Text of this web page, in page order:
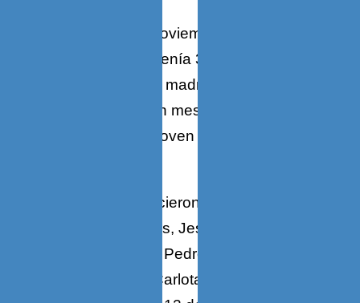
Nací el 12 de Noviembre de 1939
cuando mi padre tenía 35 años. No se
casó tan joven. Mi madre tenía 29,
cumpliría treinta un mes después.
Tampoco era tan joven como era común
En Valencia nacieron mis dos
hermanos mayores, Jesús Antonio el 9
de abril de 1936 y Pedro Pablo el 27 de
agosto de 1937, Carlota Elizabeth quien